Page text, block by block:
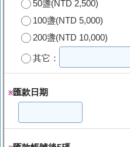
50盞(NTD 2,500)
100盞(NTD 5,000)
200盞(NTD 10,000)
其它：
※匯款日期